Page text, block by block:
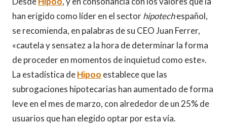
han erigido como líder en el sectorhipotechespañol,
se recomienda, en palabras de su CEO Juan Ferrer,
«cautela y sensatez a la hora de determinar la forma
de proceder en momentos de inquietud como este».
La estadística deHipoo establece que las
subrogaciones hipotecarias han aumentado de forma
leve en el mes de marzo, con alrededor de un 25% de
usuarios que han elegido optar por esta vía.